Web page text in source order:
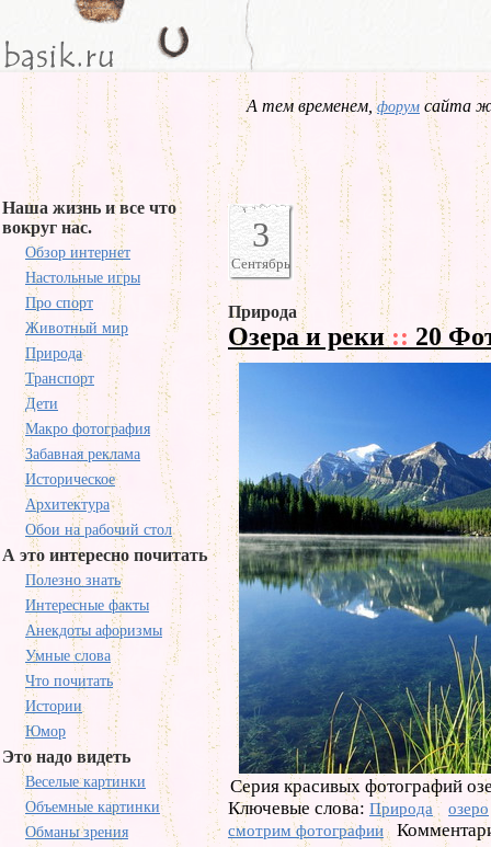
А тем временем,форум сайта
Наша жизнь и все что
вокруг нас.
Обзор интернет
Настольные игры
Про спорт
Животный мир
Природа
Транспорт
Дети
Макро фотография
Забавная реклама
Историческое
Архитектура
Обои на рабочий стол
А это интересно почитать
Полезно знать
Интересные факты
Анекдоты афоризмы
Умные слова
Что почитать
Истории
Юмор
Это надо видеть
Веселые картинки
Объемные картинки
Обманы зрения
3
Сентябрь
Природа
Озера и реки:: 20
Серия красивых фотографий
Ключевые слова: Природа
озеро
смотрим фотографии